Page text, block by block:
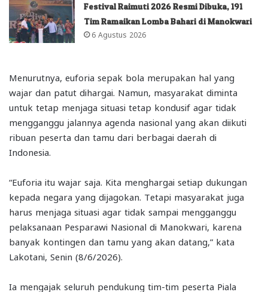
Festival Raimuti 2026 Resmi Dibuka, 191
Tim Ramaikan Lomba Bahari di Manokwari
6 Agustus 2026
Menurutnya, euforia sepak bola merupakan hal yang
wajar dan patut dihargai. Namun, masyarakat diminta
untuk tetap menjaga situasi tetap kondusif agar tidak
mengganggu jalannya agenda nasional yang akan diikuti
ribuan peserta dan tamu dari berbagai daerah di
Indonesia.
“Euforia itu wajar saja. Kita menghargai setiap dukungan
kepada negara yang dijagokan. Tetapi masyarakat juga
harus menjaga situasi agar tidak sampai mengganggu
pelaksanaan Pesparawi Nasional di Manokwari, karena
banyak kontingen dan tamu yang akan datang,” kata
Lakotani, Senin (8/6/2026).
Ia mengajak seluruh pendukung tim-tim peserta Piala